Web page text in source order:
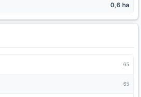
0,6 ha
65
65